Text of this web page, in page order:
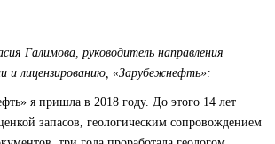
Галимова, руководитель направления
и лицензированию, «Зарубежнефть»:
я пришла в 2018 году. До этого 14 лет
запасов, геологическим сопровождением